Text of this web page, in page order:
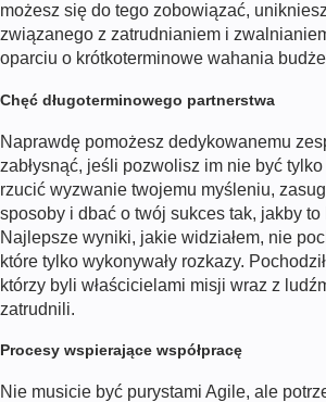
możesz się do tego zobowiązać,
związanego z zatrudnianiem i
oparciu o krótkoterminowe wahania
Chęć długoterminowego partnerstwa
Naprawdę pomożesz dedykowanemu
zabłysnąć, jeśli pozwolisz im nie być
rzucić wyzwanie twojemu myśleniu,
sposoby i dbać o twój sukces tak, jakby to
Najlepsze wyniki, jakie widziałem, nie
które tylko wykonywały rozkazy.
którzy byli właścicielami misji wraz z
zatrudnili.
Procesy wspierające współpracę
Nie musicie być purystami Agile, ale